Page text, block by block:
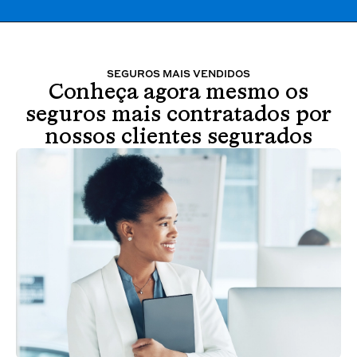
SEGUROS MAIS VENDIDOS
Conheça agora mesmo os
seguros mais contratados por
nossos clientes segurados